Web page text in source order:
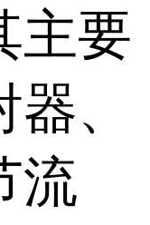
主要
、
流